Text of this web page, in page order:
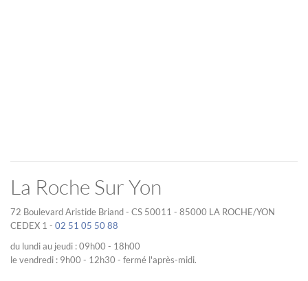
La Roche Sur Yon
72 Boulevard Aristide Briand - CS 50011 - 85000 LA ROCHE/YON
CEDEX 1 - 02 51 05 50 88
du lundi au jeudi : 09h00 - 18h00
le vendredi : 9h00 - 12h30 - fermé l'après-midi.